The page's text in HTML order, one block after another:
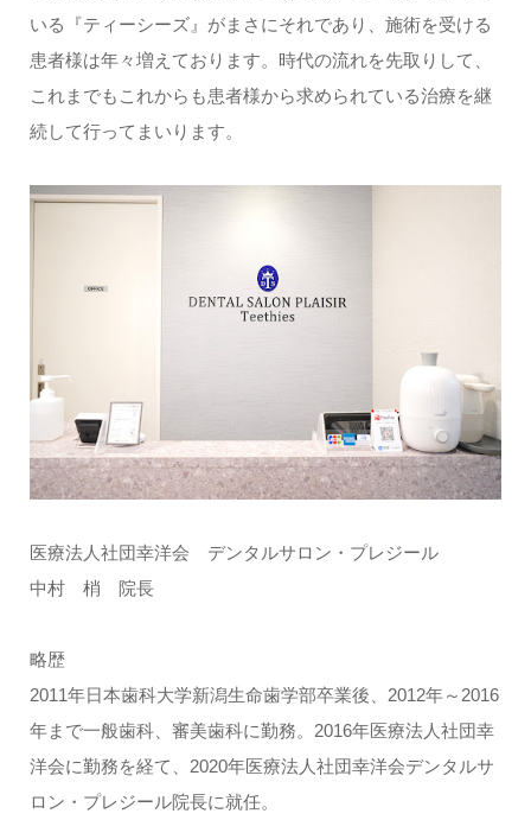
いる『ティーシーズ』がまさにそれであり、施術を受ける
患者様は年々増えております。時代の流れを先取りして、
これまでもこれからも患者様から求められている治療を継
続して行ってまいります。
医療法人社団幸洋会 デンタルサロン・プレジール
中村 梢 院長
略歴
2011年日本歯科大学新潟生命歯学部卒業後、2012年～2016
年まで一般歯科、審美歯科に勤務。2016年医療法人社団幸
洋会に勤務を経て、2020年医療法人社団幸洋会デンタルサ
ロン・プレジール院長に就任。